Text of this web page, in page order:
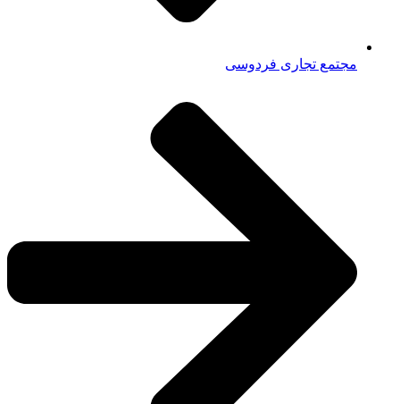
مجتمع تجاری فردوسی